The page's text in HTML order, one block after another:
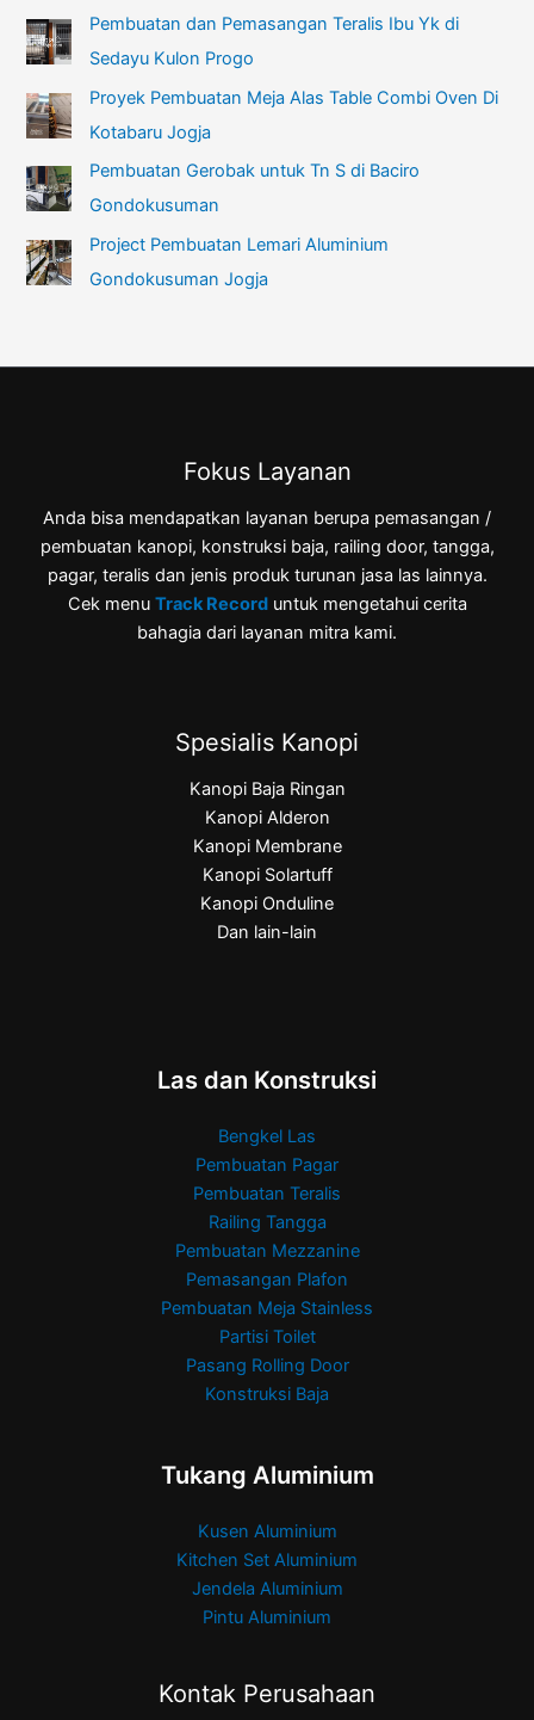
Pembuatan dan Pemasangan Teralis Ibu Yk di
Sedayu Kulon Progo
Proyek Pembuatan Meja Alas Table Combi Oven Di
Kotabaru Jogja
Pembuatan Gerobak untuk Tn S di Baciro
Gondokusuman
Project Pembuatan Lemari Aluminium
Gondokusuman Jogja
Fokus Layanan
Anda bisa mendapatkan layanan berupa pemasangan /
pembuatan kanopi, konstruksi baja, railing door, tangga,
pagar, teralis dan jenis produk turunan jasa las lainnya.
Cek menu Track Recorduntuk mengetahui cerita
bahagia dari layanan mitra kami.
Spesialis Kanopi
Kanopi Baja Ringan
Kanopi Alderon
Kanopi Membrane
Kanopi Solartuff
Kanopi Onduline
Dan lain-lain
Las dan Konstruksi
Bengkel Las
Pembuatan Pagar
Pembuatan Teralis
Railing Tangga
Pembuatan Mezzanine
Pemasangan Plafon
Pembuatan Meja Stainless
Partisi Toilet
Pasang Rolling Door
Konstruksi Baja
Tukang Aluminium
Kusen Aluminium
Kitchen Set Aluminium
Jendela Aluminium
Pintu Aluminium
Kontak Perusahaan